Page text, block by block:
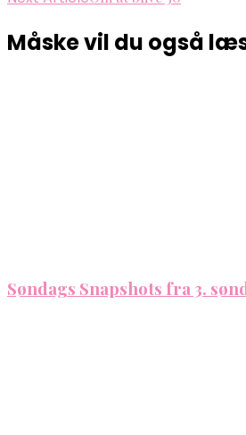
Måske vil du også
Søndags Snapshots fra 3.